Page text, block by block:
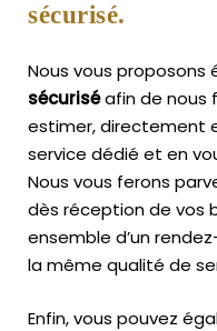
sécurisé.
Nous vous proposons
sécuriséafin de nous
estimer, directement
service dédié et en
Nous vous ferons
dès réception de vos
ensemble d’un
la même qualité de
Enfin, vous pouvez